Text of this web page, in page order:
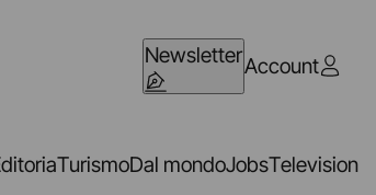
NewsletterAccount
TurismoDal mondoJobsTelevision